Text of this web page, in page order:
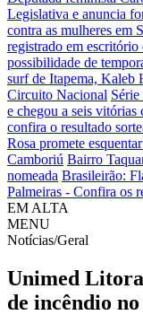
Legislativa e anuncia
contra as mulheres em
registrado em escritório
possibilidade de
surf de Itapema, Kaleb
Circuito Nacional
e chegou a seis vitórias
confira o resultado
Rosa promete
Camboriú Bairro
nomeada Brasileirão:
Palmeiras - Confira os
EM ALTA
MENU
Notícias/Geral
Unimed
de incêndio